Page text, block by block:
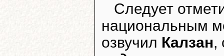
Следует
национальным
озвучил Калзан,